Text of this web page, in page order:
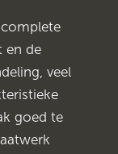
en de
veel
goed te